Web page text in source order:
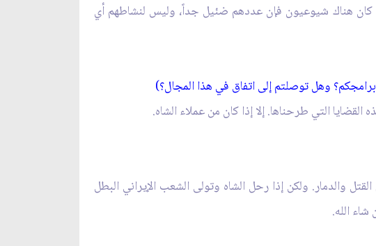
ما كان هناك شيوعيون فإن عددهم ضئيل جداً، وليس لنشاطهم أي
وهل توصلتم إلى اتفاق في هذا المجال؟)
التي طرحناها. إلا إذا كان من عملاء الشاه.
والدمار. ولكن إذا رحل الشاه وتولى الشعب الإيراني البطل
الله.